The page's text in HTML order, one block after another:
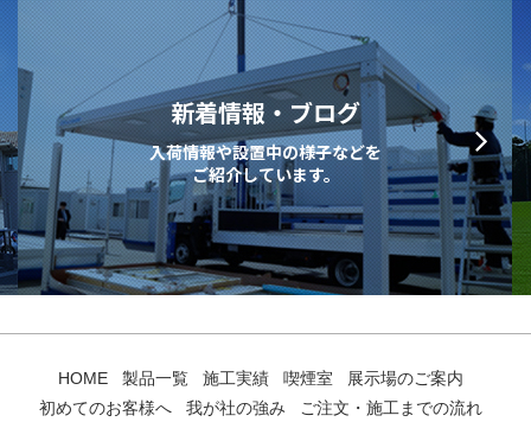
新着情報・ブログ
入荷情報や設置中の様子などを
ご紹介しています。
HOME 製品一覧 施工実績 喫煙室
展示場のご案内
初めてのお客様へ
我が社の強み
ご注文・施工までの流れ